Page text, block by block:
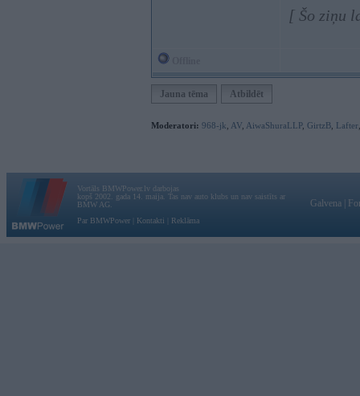
[ Šo ziņu
Jauna tēma Atbildēt
Moderatori: 968-jk AV AiwaShuraLLP, GirtzB Lafter
Vortāls BMWPower.lv darbojas
kopš 2002. gada 14. maija. Tas nav auto klubs un nav saistīts ar
BMW AG.
Par BMWPower
Kontakti Reklāma
Galvena